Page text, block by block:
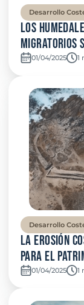
Desarrollo
Los
migratorios
01/04/2025 1
Desarrollo
La erosión
para el
01/04/2025 1